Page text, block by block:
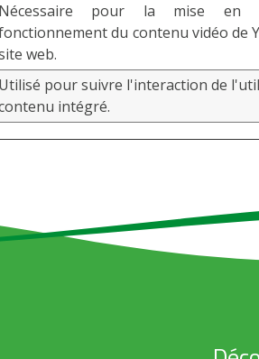
Nécessaire pour la mise
du contenu vidéo de
web.
Utilisé pour suivre l'interaction de
intégré.